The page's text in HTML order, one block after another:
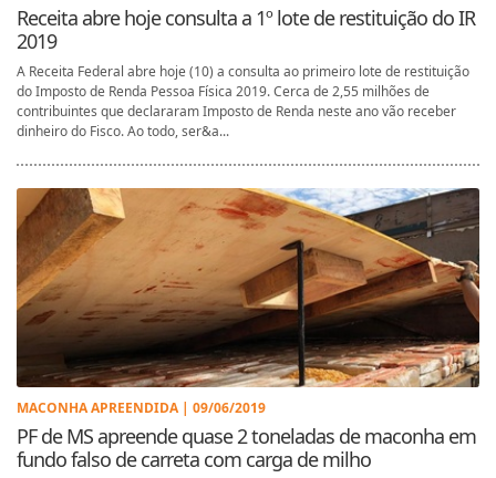
Receita abre hoje consulta a 1º lote de restituição do IR
2019
A Receita Federal abre hoje (10) a consulta ao primeiro lote de restituição
do Imposto de Renda Pessoa Física 2019. Cerca de 2,55 milhões de
contribuintes que declararam Imposto de Renda neste ano vão receber
dinheiro do Fisco. Ao todo, ser&a...
MACONHA APREENDIDA | 09/06/2019
PF de MS apreende quase 2 toneladas de maconha em
fundo falso de carreta com carga de milho